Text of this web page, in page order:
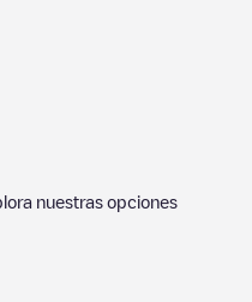
nuestras opciones